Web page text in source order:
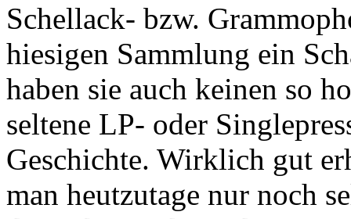
Schellack- bzw.
hiesigen Sammlung ein
haben sie auch keinen so
seltene LP- oder
Geschichte. Wirklich gut
man heutzutage nur noch